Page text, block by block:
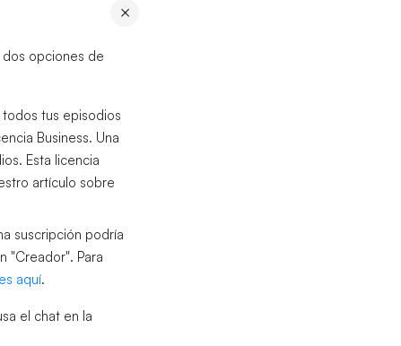
×
opciones de
tus episodios
Business. Una
Esta licencia
artículo sobre
suscripción podría
"Creador". Para
aquí.
el chat en la